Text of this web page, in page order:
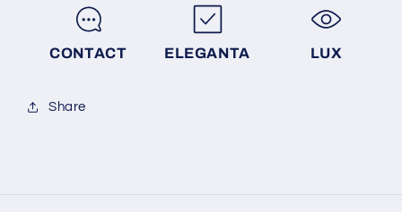
CONTACT ELEGANTA LUX
Share